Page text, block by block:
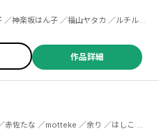
作品詳細